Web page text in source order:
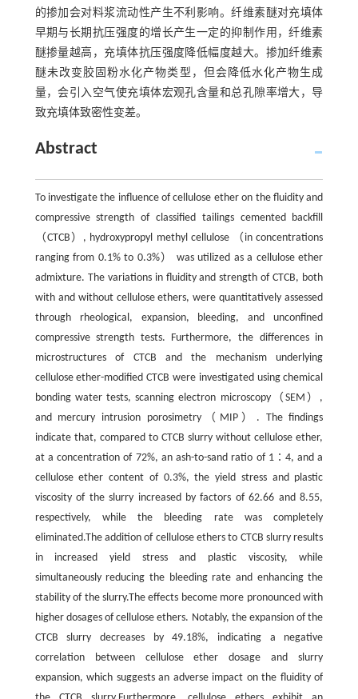
的掺加会对料浆流动性产生不利影响。纤维素醚对充填体
早期与长期抗压强度的增长产生一定的抑制作用，纤维素
醚掺量越高，充填体抗压强度降低幅度越大。掺加纤维素
醚未改变胶固粉水化产物类型，但会降低水化产物生成
量，会引入空气使充填体宏观孔含量和总孔隙率增大，导
致充填体致密性变差。
Abstract
To investigate the influence of cellulose ether on the fluidity and
compressive strength of classified tailings cemented backfill
（CTCB）, hydroxypropyl methyl cellulose （in concentrations
ranging from 0.1% to 0.3%） was utilized as a cellulose ether
admixture. The variations in fluidity and strength of CTCB, both
with and without cellulose ethers, were quantitatively assessed
through rheological, expansion, bleeding, and unconfined
compressive strength tests. Furthermore, the differences in
microstructures of CTCB and the mechanism underlying
cellulose ether-modified CTCB were investigated using chemical
bonding water tests, scanning electron microscopy（SEM）,
and mercury intrusion porosimetry（MIP）. The findings
indicate that, compared to CTCB slurry without cellulose ether,
at a concentration of 72%, an ash-to-sand ratio of 1∶4, and a
cellulose ether content of 0.3%, the yield stress and plastic
viscosity of the slurry increased by factors of 62.66 and 8.55,
respectively, while the bleeding rate was completely
eliminated.The addition of cellulose ethers to CTCB slurry results
in increased yield stress and plastic viscosity, while
simultaneously reducing the bleeding rate and enhancing the
stability of the slurry.The effects become more pronounced with
higher dosages of cellulose ethers. Notably, the expansion of the
CTCB slurry decreases by 49.18%, indicating a negative
correlation between cellulose ether dosage and slurry
expansion, which suggests an adverse impact on the fluidity of